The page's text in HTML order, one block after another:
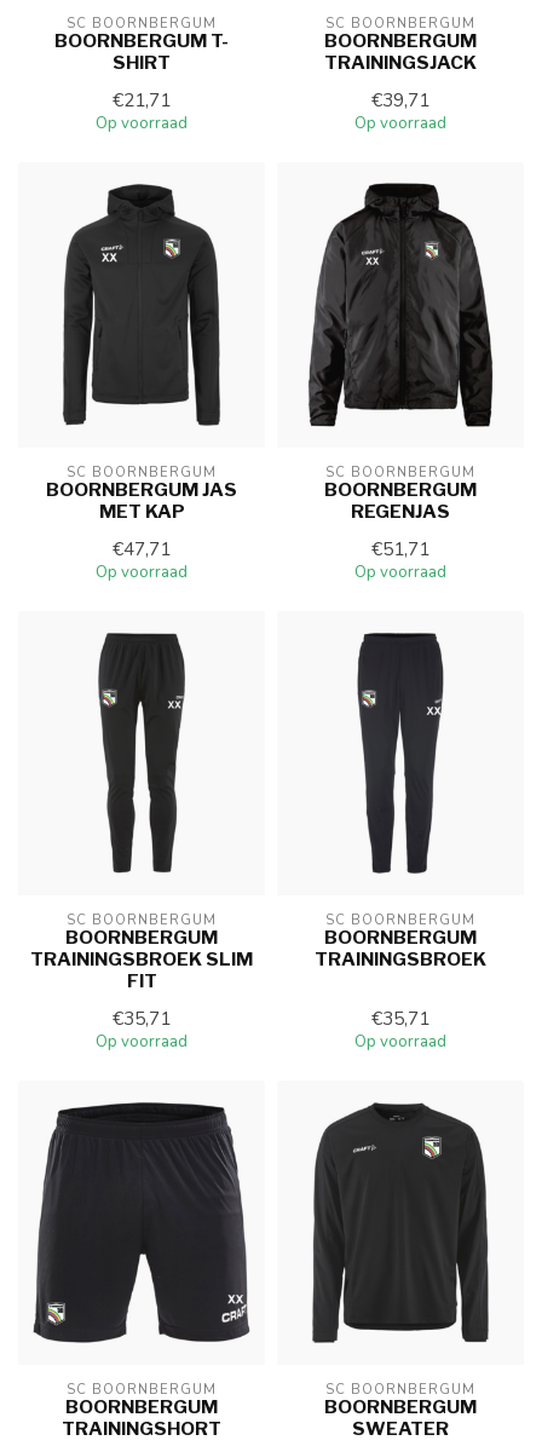
SC BOORNBERGUM
BOORNBERGUM T-
SHIRT
€21,71
Op voorraad
SC BOORNBERGUM
BOORNBERGUM
TRAININGSJACK
€39,71
Op voorraad
SC BOORNBERGUM
BOORNBERGUM JAS
MET KAP
€47,71
Op voorraad
SC BOORNBERGUM
BOORNBERGUM
REGENJAS
€51,71
Op voorraad
SC BOORNBERGUM
BOORNBERGUM
TRAININGSBROEK SLIM
FIT
€35,71
Op voorraad
SC BOORNBERGUM
BOORNBERGUM
TRAININGSBROEK
€35,71
Op voorraad
SC BOORNBERGUM
BOORNBERGUM
TRAININGSHORT
SC BOORNBERGUM
BOORNBERGUM
SWEATER